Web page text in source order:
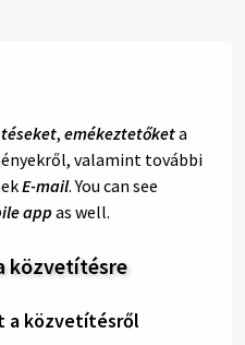
, emékeztetőketa
valamint további
E-mail. You can see
app as well.
közvetítésre
a közvetítésről